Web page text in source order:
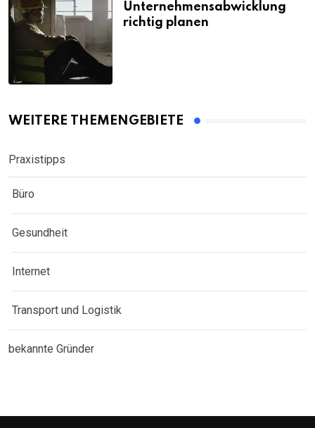
Unternehmensabwicklung
richtig planen
WEITERE THEMENGEBIETE
Praxistipps
Büro
Gesundheit
Internet
Transport und Logistik
bekannte Gründer